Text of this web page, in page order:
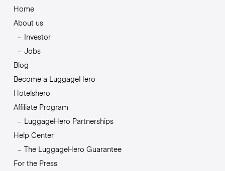
Home
About us
Investor
Jobs
Blog
Become a LuggageHero
Hotelshero
Affiliate Program
LuggageHero Partnerships
Help Center
The LuggageHero Guarantee
For the Press